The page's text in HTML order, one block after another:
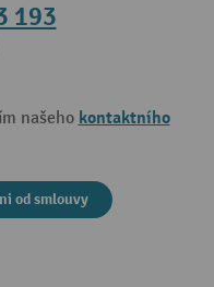
193
našeho kontaktního
od smlouvy